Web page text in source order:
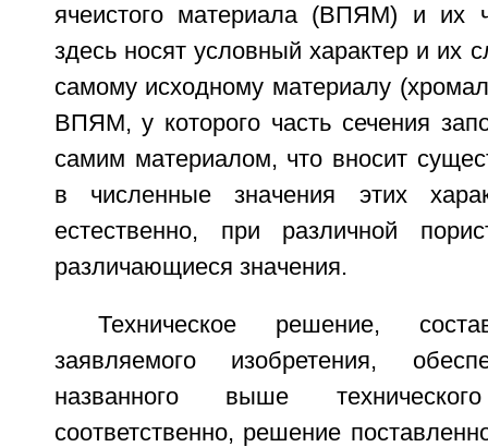
ячеистого материала (ВПЯМ) и их
здесь носят условный характер и их
самому исходному материалу
ВПЯМ, у которого часть сечения
самим материалом, что вносит
в численные значения этих
естественно, при различной
различающиеся значения.
Техническое решение,
заявляемого изобретения,
названного выше
соответственно, решение